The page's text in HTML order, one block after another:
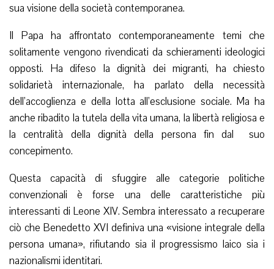
sua visione della società contemporanea.
Il Papa ha affrontato contemporaneamente temi che
solitamente vengono rivendicati da schieramenti ideologici
opposti. Ha difeso la dignità dei migranti, ha chiesto
solidarietà internazionale, ha parlato della necessità
dell’accoglienza e della lotta all’esclusione sociale. Ma ha
anche ribadito la tutela della vita umana, la libertà religiosa e
la centralità della dignità della persona fin dal suo
concepimento.
Questa capacità di sfuggire alle categorie politiche
convenzionali è forse una delle caratteristiche più
interessanti di Leone XIV. Sembra interessato a recuperare
ciò che Benedetto XVI definiva una «visione integrale della
persona umana», rifiutando sia il progressismo laico sia i
nazionalismi identitari.